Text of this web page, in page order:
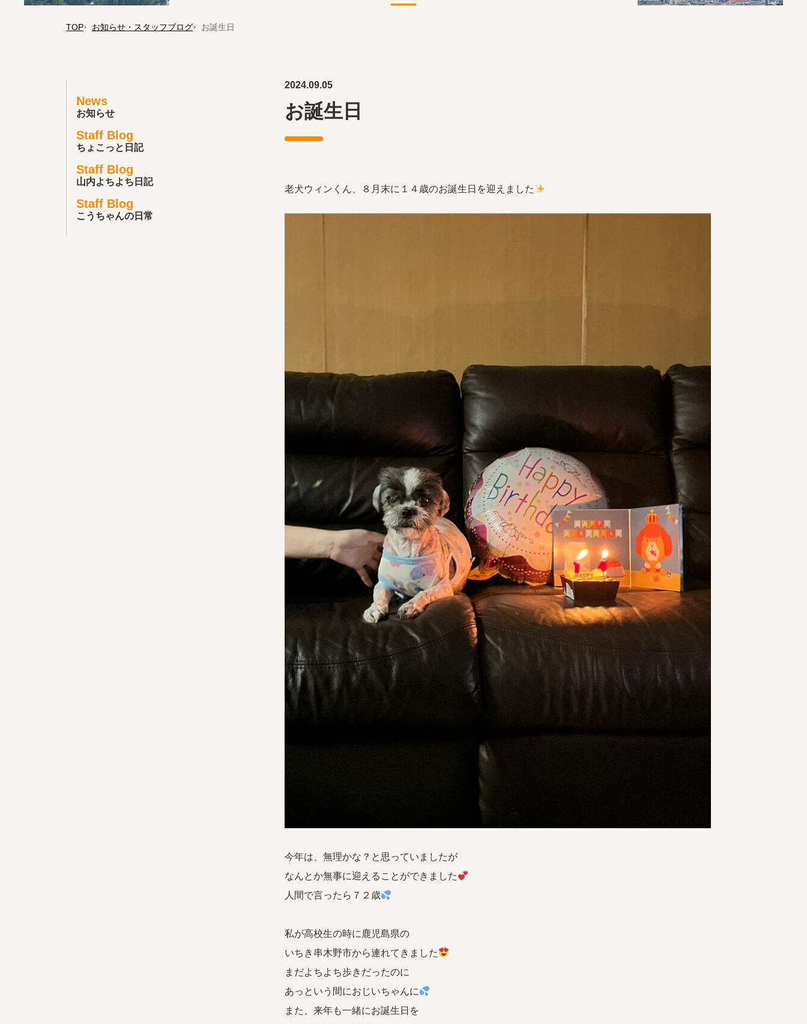
TOP お知らせ・スタッフブログ お誕生日
News
お知らせ
Staff Blog
ちょこっと日記
Staff Blog
山内よちよち日記
Staff Blog
こうちゃんの日常
2024.09.05
お誕生日
老犬ウィンくん、８月末に１４歳のお誕生日を迎えました
今年は、無理かな？と思っていましたが
なんとか無事に迎えることができました
人間で言ったら７２歳
私が高校生の時に鹿児島県の
いちき串木野市から連れてきました
まだよちよち歩きだったのに
あっという間におじいちゃんに
また、来年も一緒にお誕生日を